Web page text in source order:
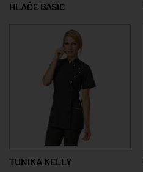
HLAČE BASIC
TUNIKA KELLY